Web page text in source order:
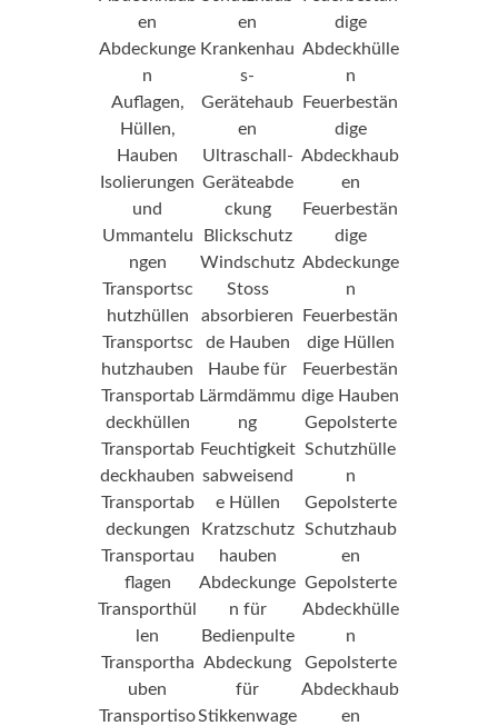
en
Abdeckunge
n
Auflagen,
Hüllen,
Hauben
Isolierungen
und
Ummantelu
ngen
Transportsc
hutzhüllen
Transportsc
hutzhauben
Transportab
deckhüllen
Transportab
deckhauben
Transportab
deckungen
Transportau
flagen
Transporthül
len
Transportha
uben
Transportiso
dige
Abdeckhülle
n
Feuerbestän
dige
Abdeckhaub
en
Feuerbestän
dige
Abdeckunge
n
Feuerbestän
dige Hüllen
Feuerbestän
dige Hauben
Gepolsterte
Schutzhülle
n
Gepolsterte
Schutzhaub
en
Gepolsterte
Abdeckhülle
n
Gepolsterte
Abdeckhaub
en
en
Krankenhau
s-
Gerätehaub
en
Ultraschall-
Geräteabde
ckung
Blickschutz
Windschutz
Stoss
absorbieren
de Hauben
Haube für
Lärmdämmu
ng
Feuchtigkeit
sabweisend
e Hüllen
Kratzschutz
hauben
Abdeckunge
n für
Bedienpulte
Abdeckung
für
Stikkenwage